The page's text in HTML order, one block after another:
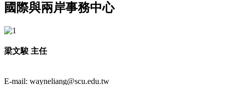
國際與兩岸事務中心
梁文駿 主任
E-mail: wayneliang@scu.edu.tw